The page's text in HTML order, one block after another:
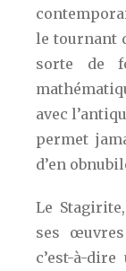
le tournant
sorte de
avec
permet
d’en
Le
ses
c’est-à-